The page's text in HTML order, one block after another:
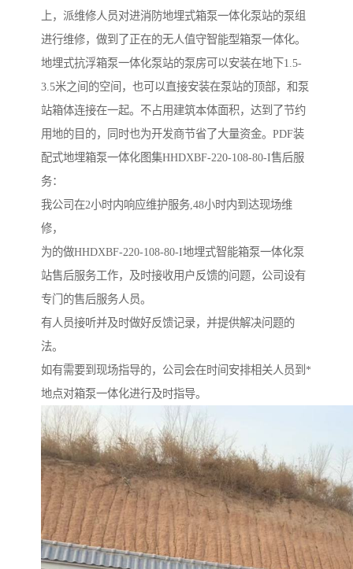
上，派维修人员对进消防地埋式箱泵一体化泵站的泵组
进行维修，做到了正在的无人值守智能型箱泵一体化。
地埋式抗浮箱泵一体化泵站的泵房可以安装在地下1.5-
3.5米之间的空间，也可以直接安装在泵站的顶部，和泵
站箱体连接在一起。不占用建筑本体面积，达到了节约
用地的目的，同时也为开发商节省了大量资金。PDF装
配式地埋箱泵一体化图集HHDXBF-220-108-80-I售后服
务：
我公司在2小时内响应维护服务,48小时内到达现场维
修，
为的做HHDXBF-220-108-80-I地埋式智能箱泵一体化泵
站售后服务工作，及时接收用户反馈的问题，公司设有
专门的售后服务人员。
有人员接听并及时做好反馈记录，并提供解决问题的
法。
如有需要到现场指导的，公司会在时间安排相关人员到*
地点对箱泵一体化进行及时指导。